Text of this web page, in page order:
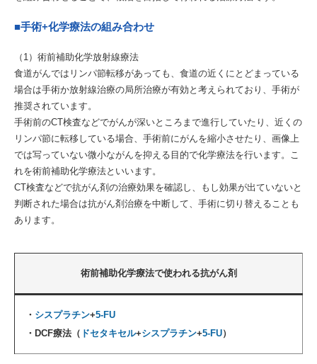
■手術+化学療法の組み合わせ
（1）術前補助化学放射線療法
食道がんではリンパ節転移があっても、食道の近くにとどまっている
場合は手術か放射線治療の局所治療が有効と考えられており、手術が
推奨されています。
手術前のCT検査などでがんが深いところまで進行していたり、近くの
リンパ節に転移している場合、手術前にがんを縮小させたり、画像上
では写っていない微小ながんを抑える目的で化学療法を行います。こ
れを術前補助化学療法といいます。
CT検査などで抗がん剤の治療効果を確認し、もし効果が出ていないと
判断された場合は抗がん剤治療を中断して、手術に切り替えることも
あります。
術前補助化学療法で使われる抗がん剤
・ シスプラチン+5-FU
・DCF療法（ ドセタキセル+シスプラチン+5-FU）